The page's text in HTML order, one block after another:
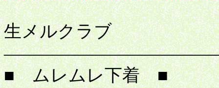
生メルクラブ
■ ムレムレ下着 ■